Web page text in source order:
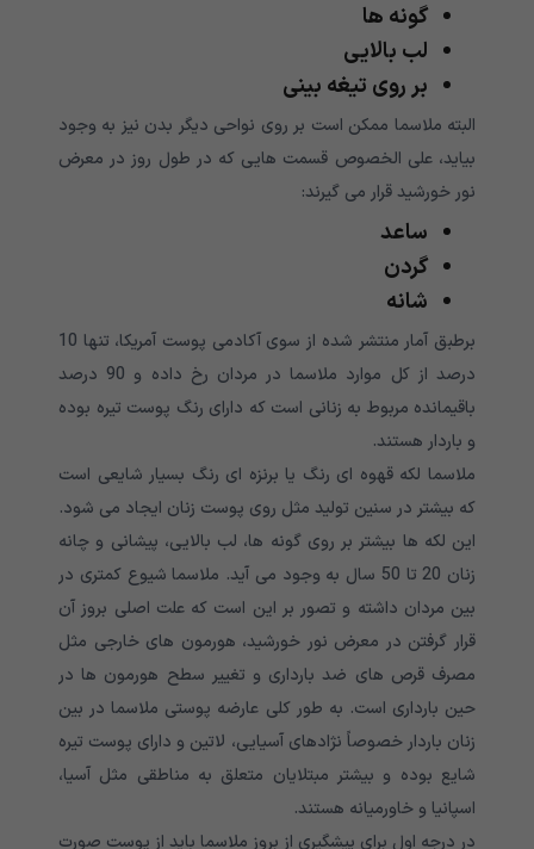
گونه ها
لب بالایی
بر روی تیغه بینی
البته ملاسما ممکن است بر روی نواحی دیگر بدن نیز به وجود
بیاید، علی الخصوص قسمت هایی که در طول روز در معرض
نور خورشید قرار می گیرند:
ساعد
گردن
شانه
برطبق آمار منتشر شده از سوی آکادمی پوست آمریکا، تنها 10
درصد از کل موارد ملاسما در مردان رخ داده و 90 درصد
باقیمانده مربوط به زنانی است که دارای رنگ پوست تیره بوده
و باردار هستند.
ملاسما لکه قهوه ای رنگ یا برنزه ای رنگ بسیار شایعی است
که بیشتر در سنین تولید مثل روی پوست زنان ایجاد می شود.
این لکه ها بیشتر بر روی گونه ها، لب بالایی، پیشانی و چانه
زنان 20 تا 50 سال به وجود می آید. ملاسما شیوع کمتری در
بین مردان داشته و تصور بر این است که علت اصلی بروز آن
قرار گرفتن در معرض نور خورشید، هورمون های خارجی مثل
مصرف قرص های ضد بارداری و تغییر سطح هورمون ها در
حین بارداری است. به طور کلی عارضه پوستی ملاسما در بین
زنان باردار خصوصاً نژادهای آسیایی، لاتین و دارای پوست تیره
شایع بوده و بیشتر مبتلایان متعلق به مناطقی مثل آسیا،
اسپانیا و خاورمیانه هستند.
در درجه اول برای پیشگیری از بروز ملاسما باید از پوست صورت